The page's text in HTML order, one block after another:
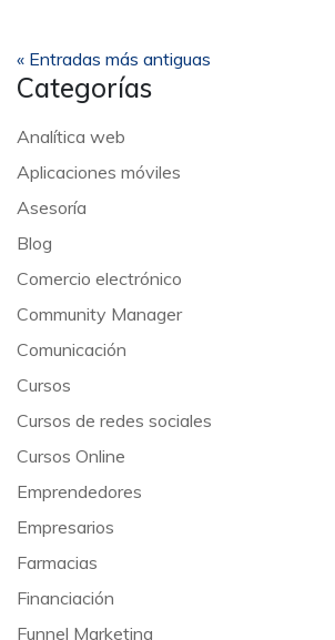
« Entradas más antiguas
Categorías
Analítica web
Aplicaciones móviles
Asesoría
Blog
Comercio electrónico
Community Manager
Comunicación
Cursos
Cursos de redes sociales
Cursos Online
Emprendedores
Empresarios
Farmacias
Financiación
Funnel Marketing